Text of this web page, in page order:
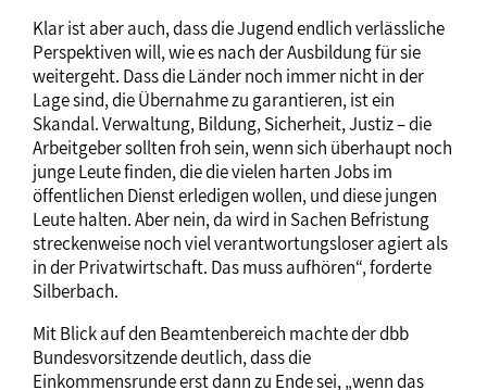
Klar ist aber auch, dass die Jugend endlich verlässliche
Perspektiven will, wie es nach der Ausbildung für sie
weitergeht. Dass die Länder noch immer nicht in der
Lage sind, die Übernahme zu garantieren, ist ein
Skandal. Verwaltung, Bildung, Sicherheit, Justiz – die
Arbeitgeber sollten froh sein, wenn sich überhaupt noch
junge Leute finden, die die vielen harten Jobs im
öffentlichen Dienst erledigen wollen, und diese jungen
Leute halten. Aber nein, da wird in Sachen Befristung
streckenweise noch viel verantwortungsloser agiert als
in der Privatwirtschaft. Das muss aufhören“, forderte
Silberbach.
Mit Blick auf den Beamtenbereich machte der dbb
Bundesvorsitzende deutlich, dass die
Einkommensrunde erst dann zu Ende sei, „wenn das